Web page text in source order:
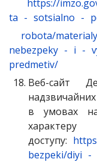
https://
ta - sotsialno -
robota/materialy
nebezpeky - i -
predmetiv/
Веб-сайт
надзвичайних
в умовах
доступу:
bezpeki/diyi -